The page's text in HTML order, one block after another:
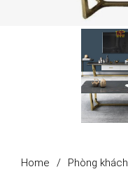
Home / Phòng khách